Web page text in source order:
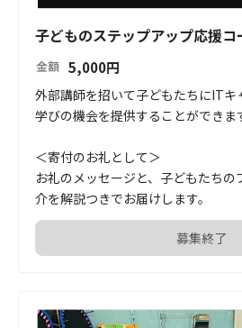
子どものステップアップ応援コ
金額 5,000円
外部講師を招いて子どもたちにITキ
学びの機会を提供することができま
＜寄付のお礼として＞
お礼のメッセージと、子どもたち
介を解説つきでお届けします。
募集終了